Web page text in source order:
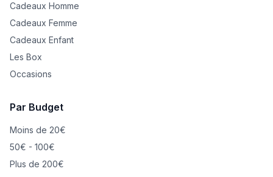
Cadeaux Homme
Cadeaux Femme
Cadeaux Enfant
Les Box
Occasions
Par Budget
Moins de 20€
50€ - 100€
Plus de 200€